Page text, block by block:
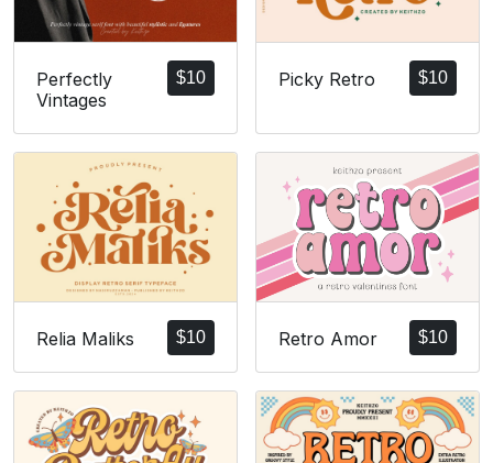
$10
Perfectly
Vintages
$10
Picky Retro
$10
Relia Maliks $10
Retro Amor